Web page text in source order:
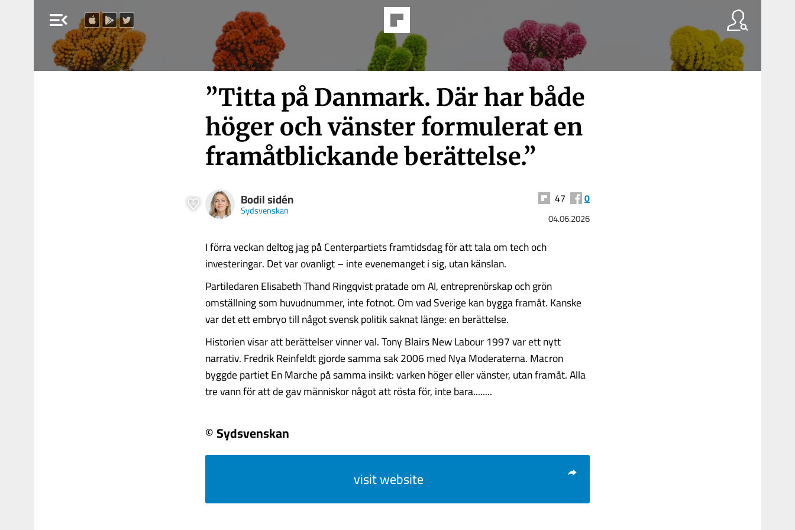
menu_open
”Titta på Danmark. Där har både
höger och vänster formulerat en
framåtblickande berättelse.”
Bodil sidén
Sydsvenskan
47 0
04.06.2026
I förra veckan deltog jag på Centerpartiets framtidsdag för att tala om tech och
investeringar. Det var ovanligt – inte evenemanget i sig, utan känslan.
Partiledaren Elisabeth Thand Ringqvist pratade om AI, entreprenörskap och grön
omställning som huvudnummer, inte fotnot. Om vad Sverige kan bygga framåt. Kanske
var det ett embryo till något svensk politik saknat länge: en berättelse.
Historien visar att berättelser vinner val. Tony Blairs New Labour 1997 var ett nytt
narrativ. Fredrik Reinfeldt gjorde samma sak 2006 med Nya Moderaterna. Macron
byggde partiet En Marche på samma insikt: varken höger eller vänster, utan framåt. Alla
tre vann för att de gav människor något att rösta för, inte bara........
© Sydsvenskan
visit website